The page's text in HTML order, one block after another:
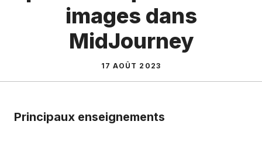
images dans
MidJourney
17 AOÛT 2023
Principaux enseignements